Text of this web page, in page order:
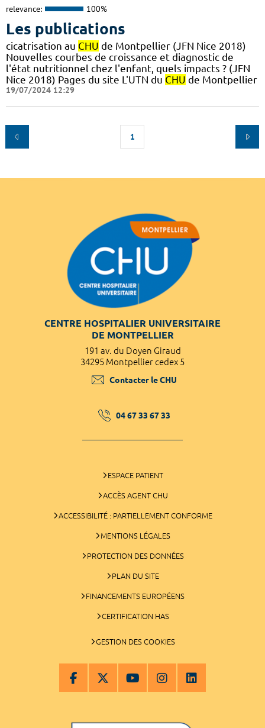
relevance: 100%
Les publications
cicatrisation au CHU de Montpellier (JFN Nice 2018)
Nouvelles courbes de croissance et diagnostic de
l'état nutritionnel chez l'enfant, quels impacts ? (JFN
Nice 2018) Pages du site L'UTN du CHU de Montpellier
19/07/2024 12:29
1
CENTRE HOSPITALIER UNIVERSITAIRE
DE MONTPELLIER
191 av. du Doyen Giraud
34295 Montpellier cedex 5
Contacter le CHU
04 67 33 67 33
ESPACE PATIENT
ACCÈS AGENT CHU
ACCESSIBILITÉ : PARTIELLEMENT CONFORME
MENTIONS LÉGALES
PROTECTION DES DONNÉES
PLAN DU SITE
FINANCEMENTS EUROPÉENS
CERTIFICATION HAS
GESTION DES COOKIES